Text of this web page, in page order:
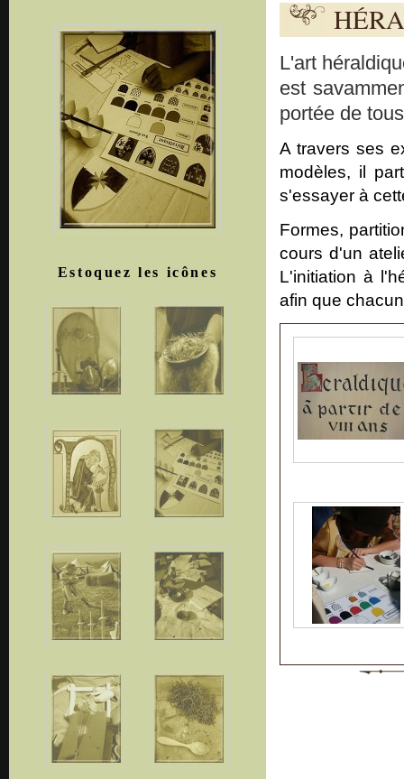
Estoquez les icônes
L'art
est
portée de
A travers ses
modèles, il
s'essayer à
Formes,
cours d'un
L'initiation à
afin que